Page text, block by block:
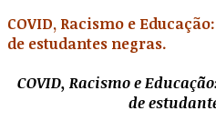
COVID, Racismo e
de estudantes negras.
COVID, Racismo e
de